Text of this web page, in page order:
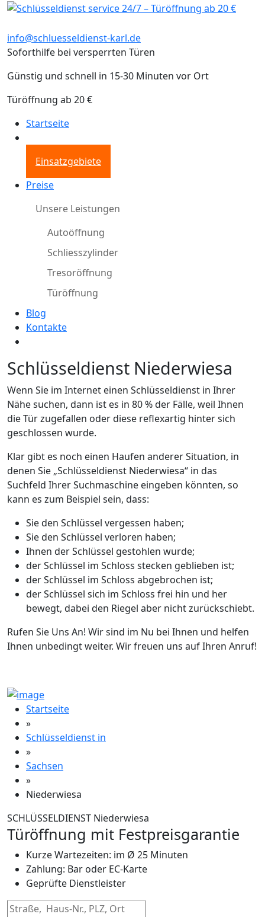
info@schluesseldienst-karl.de
Soforthilfe bei versperrten Türen
Günstig und schnell in 15-30 Minuten vor Ort
Türöffnung ab 20 €
Startseite
Einsatzgebiete
Preise
Unsere Leistungen
Autoöffnung
Schliesszylinder
Tresoröffnung
Türöffnung
Blog
Kontakte
Schlüsseldienst Niederwiesa
Wenn Sie im Internet einen Schlüsseldienst in Ihrer
Nähe suchen, dann ist es in 80 % der Fälle, weil Ihnen
die Tür zugefallen oder diese reflexartig hinter sich
geschlossen wurde.
Klar gibt es noch einen Haufen anderer Situation, in
denen Sie „Schlüsseldienst Niederwiesa“ in das
Suchfeld Ihrer Suchmaschine eingeben könnten, so
kann es zum Beispiel sein, dass:
Sie den Schlüssel vergessen haben;
Sie den Schlüssel verloren haben;
Ihnen der Schlüssel gestohlen wurde;
der Schlüssel im Schloss stecken geblieben ist;
der Schlüssel im Schloss abgebrochen ist;
der Schlüssel sich im Schloss frei hin und her
bewegt, dabei den Riegel aber nicht zurückschiebt.
Rufen Sie Uns An! Wir sind im Nu bei Ihnen und helfen
Ihnen unbedingt weiter. Wir freuen uns auf Ihren Anruf!
Startseite
»
Schlüsseldienst in
»
Sachsen
»
Niederwiesa
SCHLÜSSELDIENST Niederwiesa
Türöffnung mit Festpreisgarantie
Kurze Wartezeiten: im Ø 25 Minuten
Zahlung: Bar oder EC-Karte
Geprüfte Dienstleister